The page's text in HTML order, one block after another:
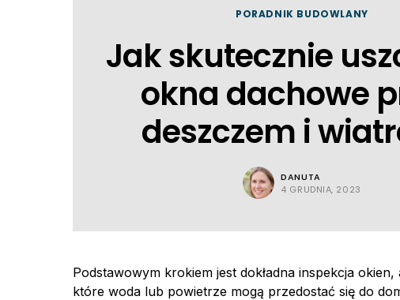
PORADNIK BUDOWLANY
Jak skutecznie
okna dachowe
deszczem i
DANUTA
4 GRUDNIA, 2023
Podstawowym krokiem jest dokładna inspekcja
które woda lub powietrze mogą przedostać się do